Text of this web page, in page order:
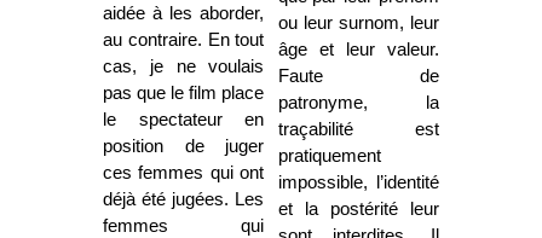
aidée à les aborder,
au contraire. En tout
cas, je ne voulais
pas que le film place
le spectateur en
position de juger
ces femmes qui ont
déjà été jugées. Les
femmes qui
ou leur surnom, leur
âge et leur valeur.
Faute de
patronyme, la
traçabilité est
pratiquement
impossible, l’identité
et la postérité leur